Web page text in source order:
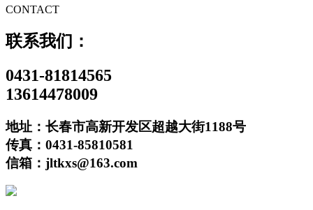
CONTACT
联系我们：
0431-81814565
13614478009
地址：长春市高新开发区超越大街1188号
传真：0431-85810581
信箱：jltkxs@163.com